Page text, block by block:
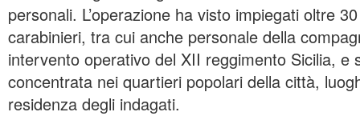
personali. L’operazione ha visto impiegati oltre 30
carabinieri, tra cui anche personale della
intervento operativo del XII reggimento Sicilia, e
concentrata nei quartieri popolari della città,
residenza degli indagati.